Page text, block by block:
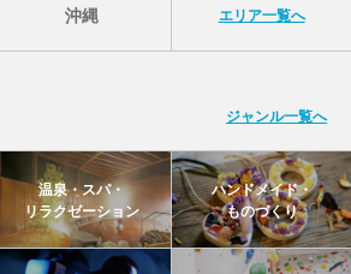
沖縄 エリア一覧へ
ジャンル一覧へ
温泉・スパ・
リラクゼーション
ハンドメイド・
ものづくり